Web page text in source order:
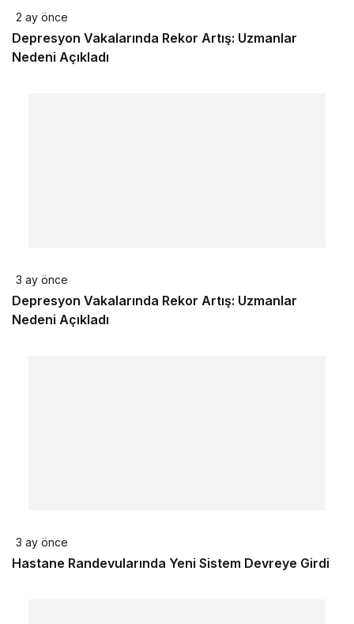
2 ay önce
Depresyon Vakalarında Rekor Artış: Uzmanlar
Nedeni Açıkladı
3 ay önce
Depresyon Vakalarında Rekor Artış: Uzmanlar
Nedeni Açıkladı
3 ay önce
Hastane Randevularında Yeni Sistem Devreye Girdi